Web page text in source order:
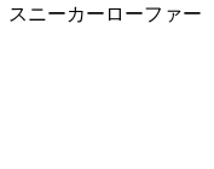
スニーカーローファー